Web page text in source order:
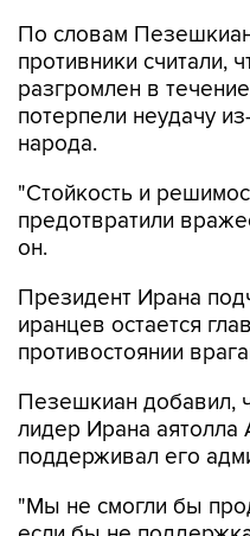
По словам
противники считали,
разгромлен в
потерпели неудачу
народа.
"Стойкость и
предотвратили
он.
Президент Ирана
иранцев остается
противостоянии
Пезешкиан добавил,
лидер Ирана аятолла
поддерживал его
"Мы не смогли бы